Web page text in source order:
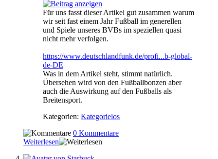
Für uns fasst dieser Artikel gut zusammen warum
wir seit fast einem Jahr Fußball im generellen
und Spiele unseres BVBs im speziellen quasi
nicht mehr verfolgen.
https://www.deutschlandfunk.de/profi...b-global-
de-DE
Was in dem Artikel steht, stimmt natürlich.
Übersehen wird von den Fußballbonzen aber
auch die Auswirkung auf den Fußballs als
Breitensport.
Kategorien: Kategorielos
0 Kommentare
Weiterlesen